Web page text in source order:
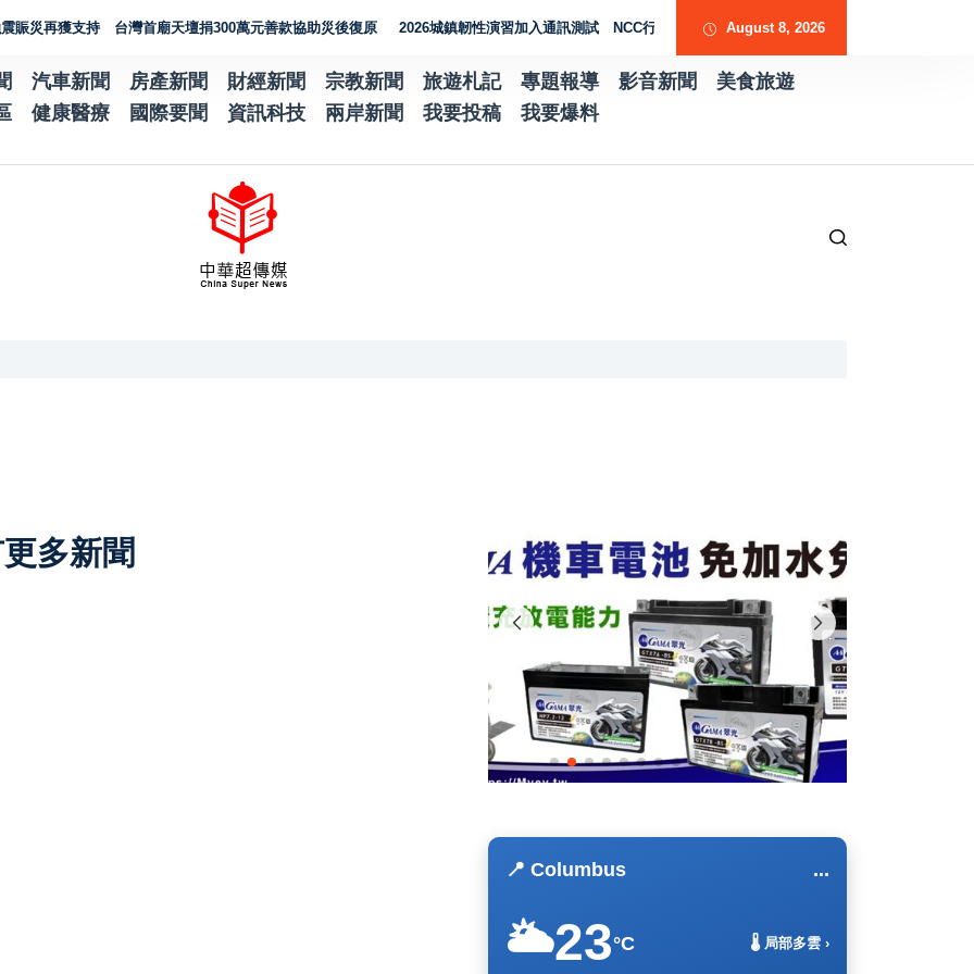
獲支持 台灣首廟天壇捐300萬元善款協助災後復原 2026城鎮韌性演習加入通訊測試 NCC行動網路降速演練驗證國家通訊防護能力
August 8, 2026
汽車新聞 房產新聞 財經新聞 宗教新聞 旅遊札記 專題報導 影音新聞
美食旅遊
健康醫療 國際要聞 資訊科技 兩岸新聞 我要投稿 我要爆料
多新聞
📍 Columbus ...
🌥️23°C 🌡️ 局部多雲 ›